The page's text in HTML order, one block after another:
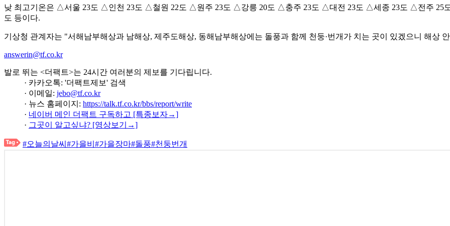
낮 최고기온은 △서울 23도 △인천 23도 △철원 22도 △원주 23도 △강릉 20도 △충주 23도 △대전 23도 △세종 23도 △전주
도 등이다.
기상청 관계자는 "서해남부해상과 남해상, 제주도해상, 동해남부해상에는 돌풍과 함께 천둥·번개가 치는 곳이 있겠으니 해상
answerin@tf.co.kr
발로 뛰는 <더팩트>는 24시간 여러분의 제보를 기다립니다.
· 카카오톡: '더팩트제보' 검색
· 이메일: jebo@tf.co.kr
· 뉴스 홈페이지: https://talk.tf.co.kr/bbs/report/write
· 네이버 메인 더팩트 구독하고 [특종보자→]
· 그곳이 알고싶냐? [영상보기→]
#오늘의날씨 #가을비 #가을장마#돌풍#천둥번개